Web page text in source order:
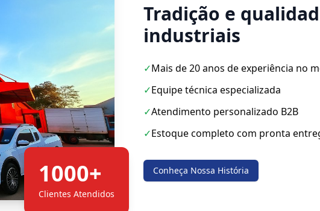
1000+
Clientes Atendidos
Tradição e
industriais
✓Mais de 20 anos de experiência no
✓Equipe técnica especializada
✓Atendimento personalizado B2B
✓Estoque completo com pronta
Conheça Nossa História